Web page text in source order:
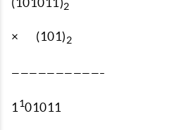
1
(101011)2
× (101)2
——————————–
1 101011